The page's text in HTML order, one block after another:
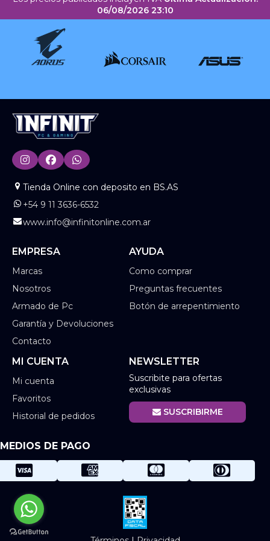
06/08/2026 23:10
Tienda Online con deposito en BS.AS
+54 9 11 3636-6532
www.info@infinitonline.com.ar
EMPRESA
Marcas
Nosotros
Armado de Pc
Garantía y Devoluciones
Contacto
AYUDA
Como comprar
Preguntas frecuentes
Botón de arrepentimiento
MI CUENTA
Mi cuenta
Favoritos
Historial de pedidos
NEWSLETTER
Suscribite para ofertas
exclusivas
SUSCRIBIRME
MEDIOS DE PAGO